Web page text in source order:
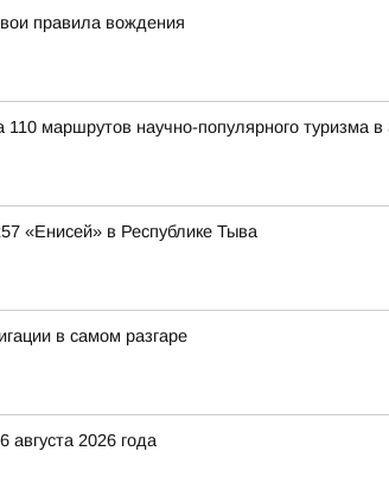
правила вождения
маршрутов научно-популярного туризма в
«Енисей» в Республике Тыва
в самом разгаре
2026 года